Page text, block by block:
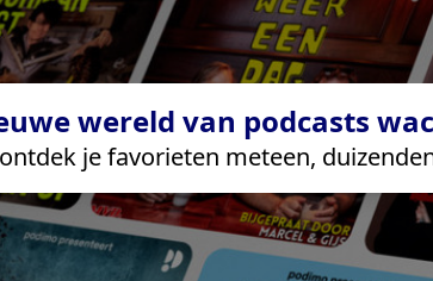
wereld van podcasts
je favorieten meteen,